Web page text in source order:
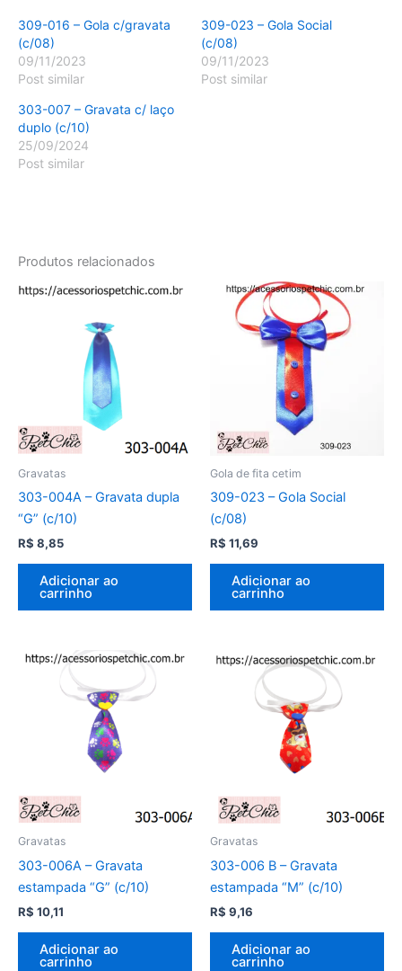
309-016 – Gola c/gravata
(c/08)
09/11/2023
Post similar
309-023 – Gola Social
(c/08)
09/11/2023
Post similar
303-007 – Gravata c/ laço
duplo (c/10)
25/09/2024
Post similar
Produtos relacionados
Gravatas
303-004A – Gravata dupla
“G” (c/10)
R$ 8,85
Adicionar ao
carrinho
Gola de fita cetim
309-023 – Gola Social
(c/08)
R$ 11,69
Adicionar ao
carrinho
Gravatas
303-006A – Gravata
estampada “G” (c/10)
R$ 10,11
Adicionar ao
carrinho
Gravatas
303-006 B – Gravata
estampada “M” (c/10)
R$ 9,16
Adicionar ao
carrinho